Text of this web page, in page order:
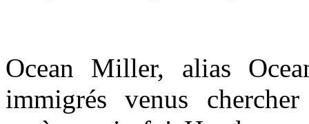
Ocean Miller, alias
immigrés venus